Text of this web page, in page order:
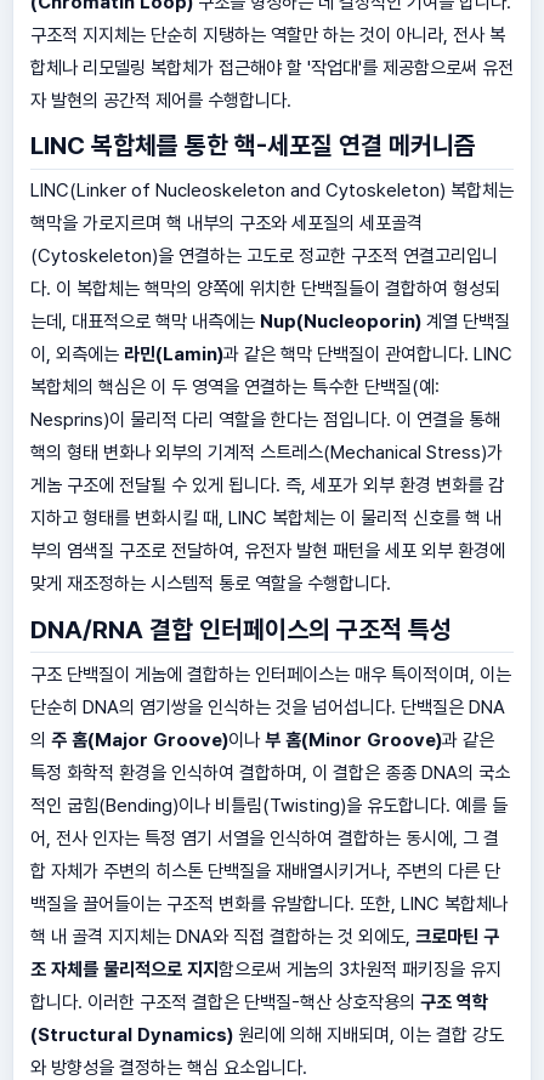
구조적 지지체는 단순히 지탱하는 역할만 하는 것이 아니라, 전사 복
합체나 리모델링 복합체가 접근해야 할 '작업대'를 제공함으로써 유전
자 발현의 공간적 제어를 수행합니다.
LINC 복합체를 통한 핵-세포질 연결 메커니즘
LINC(Linker of Nucleoskeleton and Cytoskeleton) 복합체는
핵막을 가로지르며 핵 내부의 구조와 세포질의 세포골격
(Cytoskeleton)을 연결하는 고도로 정교한 구조적 연결고리입니
다. 이 복합체는 핵막의 양쪽에 위치한 단백질들이 결합하여 형성되
는데, 대표적으로 핵막 내측에는 Nup(Nucleoporin)계열 단백질
이, 외측에는 라민(Lamin)과 같은 핵막 단백질이 관여합니다. LINC
복합체의 핵심은 이 두 영역을 연결하는 특수한 단백질(예:
Nesprins)이 물리적 다리 역할을 한다는 점입니다. 이 연결을 통해
핵의 형태 변화나 외부의 기계적 스트레스(Mechanical Stress)가
게놈 구조에 전달될 수 있게 됩니다. 즉, 세포가 외부 환경 변화를 감
지하고 형태를 변화시킬 때, LINC 복합체는 이 물리적 신호를 핵 내
부의 염색질 구조로 전달하여, 유전자 발현 패턴을 세포 외부 환경에
맞게 재조정하는 시스템적 통로 역할을 수행합니다.
DNA/RNA 결합 인터페이스의 구조적 특성
구조 단백질이 게놈에 결합하는 인터페이스는 매우 특이적이며, 이는
단순히 DNA의 염기쌍을 인식하는 것을 넘어섭니다. 단백질은 DNA
의 주 홈(Major Groove)이나부 홈(Minor Groove)과 같은
특정 화학적 환경을 인식하여 결합하며, 이 결합은 종종 DNA의 국소
적인 굽힘(Bending)이나 비틀림(Twisting)을 유도합니다. 예를 들
어, 전사 인자는 특정 염기 서열을 인식하여 결합하는 동시에, 그 결
합 자체가 주변의 히스톤 단백질을 재배열시키거나, 주변의 다른 단
백질을 끌어들이는 구조적 변화를 유발합니다. 또한, LINC 복합체나
핵 내 골격 지지체는 DNA와 직접 결합하는 것 외에도, 크로마틴 구
조 자체를 물리적으로 지지 함으로써 게놈의 3차원적 패키징을 유지
합니다. 이러한 구조적 결합은 단백질-핵산 상호작용의 구조 역학
(Structural Dynamics)원리에 의해 지배되며, 이는 결합 강도
와 방향성을 결정하는 핵심 요소입니다.